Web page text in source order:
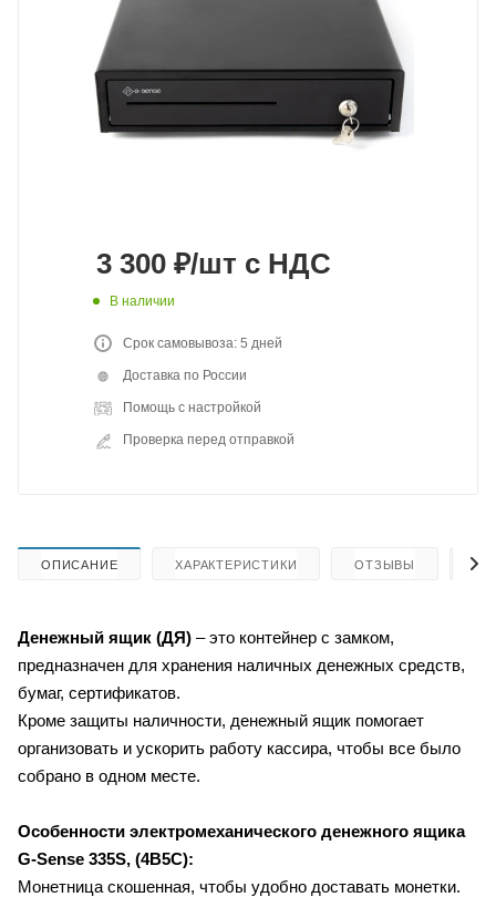
3 300 ₽/шт с НДС
В наличии
Срок самовывоза: 5 дней
Доставка по России
Помощь с настройкой
Проверка перед отправкой
ОПИСАНИЕ ХАРАКТЕРИСТИКИ ОТЗЫВЫ
Денежный ящик (ДЯ) – это контейнер с замком,
предназначен для хранения наличных денежных средств,
бумаг, сертификатов.
Кроме защиты наличности, денежный ящик помогает
организовать и ускорить работу кассира, чтобы все было
собрано в одном месте.
Особенности электромеханического денежного ящика
G-Sense 335S, (4B5C):
Монетница скошенная, чтобы удобно доставать монетки.